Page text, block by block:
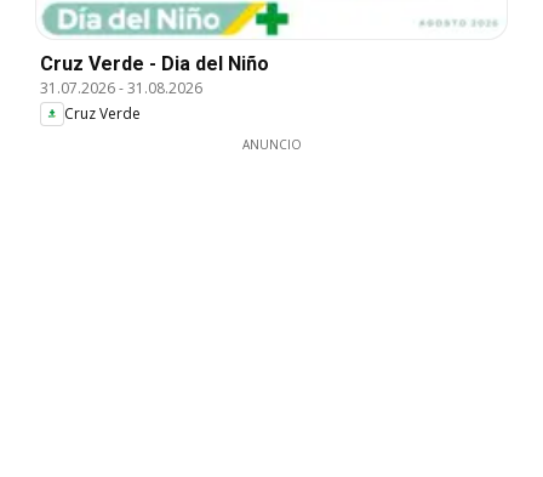
Cruz Verde - Dia del Niño
31.07.2026-31.08.2026
Cruz Verde
ANUNCIO